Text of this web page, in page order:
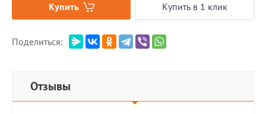
Купить Купить в 1 клик
Поделиться:
Отзывы